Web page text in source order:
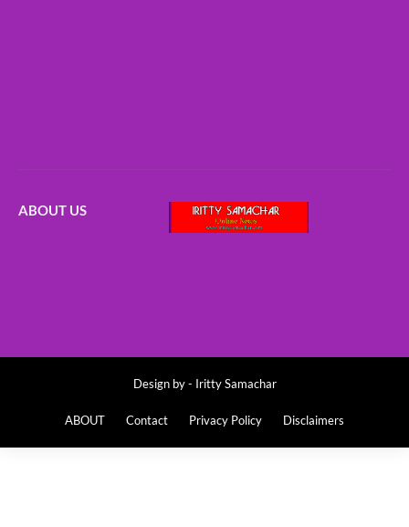
ABOUT US
Design by - Iritty Samachar
ABOUT Contact Privacy Policy Disclaimers